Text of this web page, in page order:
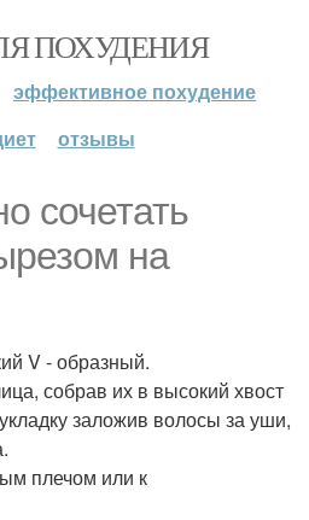
ПОХУДЕНИЯ
эффективное похудение
отзывы
сочетать
на
V - образный.
собрав их в высокий хвост
заложив волосы за уши,
плечом или к